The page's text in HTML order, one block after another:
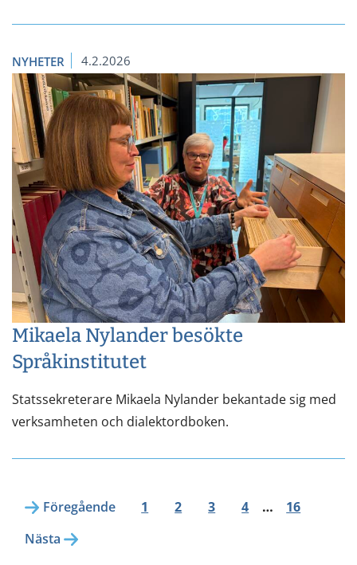
NYHETER 4.2.2026
Mikaela Nylander besökte
Språkinstitutet
Statssekreterare Mikaela Nylander bekantade sig med
verksamheten och dialektordboken.
Föregående 1 2 3 4 …
16
Nästa